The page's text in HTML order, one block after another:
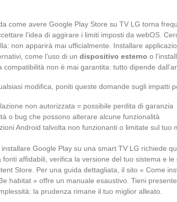
come avere Google Play Store su TV LG torna
l’idea di aggirare i limiti imposti da webOS.
non apparirà mai ufficialmente. Installare
come l’uso di un dispositivo esterno o
compatibilità non è mai garantita: tutto dipende
modifica, poniti queste domande sugli impatti
non autorizzata = possibile perdita di garanzia
o bug che possono alterare alcune funzionalità
Android talvolta non funzionanti o limitate sul tuo
Google Play su una smart TV LG richiede
fonti affidabili, verifica la versione del tuo sistema e
Store. Per una guida dettagliata, il sito « Come
habitat » offre un manuale esaustivo. Tieni
la prudenza rimane il tuo miglior alleato.